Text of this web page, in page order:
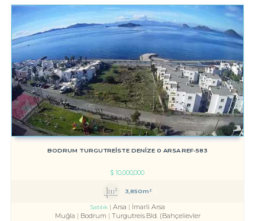
BODRUM TURGUTREİSTE DENİZE 0 ARSA REF-583
$10,000,000
3,850m²
Satılık Arsa
İmarli Arsa
Muğla
Bodrum Turgutreis Bld. (Bahçelievler